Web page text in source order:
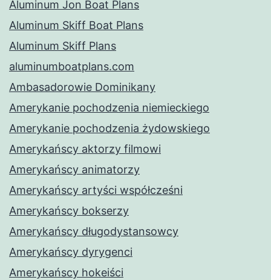
Aluminum Jon Boat Plans
Aluminum Skiff Boat Plans
Aluminum Skiff Plans
aluminumboatplans.com
Ambasadorowie Dominikany
Amerykanie pochodzenia niemieckiego
Amerykanie pochodzenia żydowskiego
Amerykańscy aktorzy filmowi
Amerykańscy animatorzy
Amerykańscy artyści współcześni
Amerykańscy bokserzy
Amerykańscy długodystansowcy
Amerykańscy dyrygenci
Amerykańscy hokeiści